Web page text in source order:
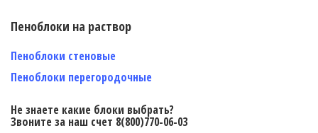
Пеноблоки на раствор
Пеноблоки стеновые
Пеноблоки перегородочные
Не знаете какие блоки выбрать?
Звоните за наш счет 8(800)770-06-03